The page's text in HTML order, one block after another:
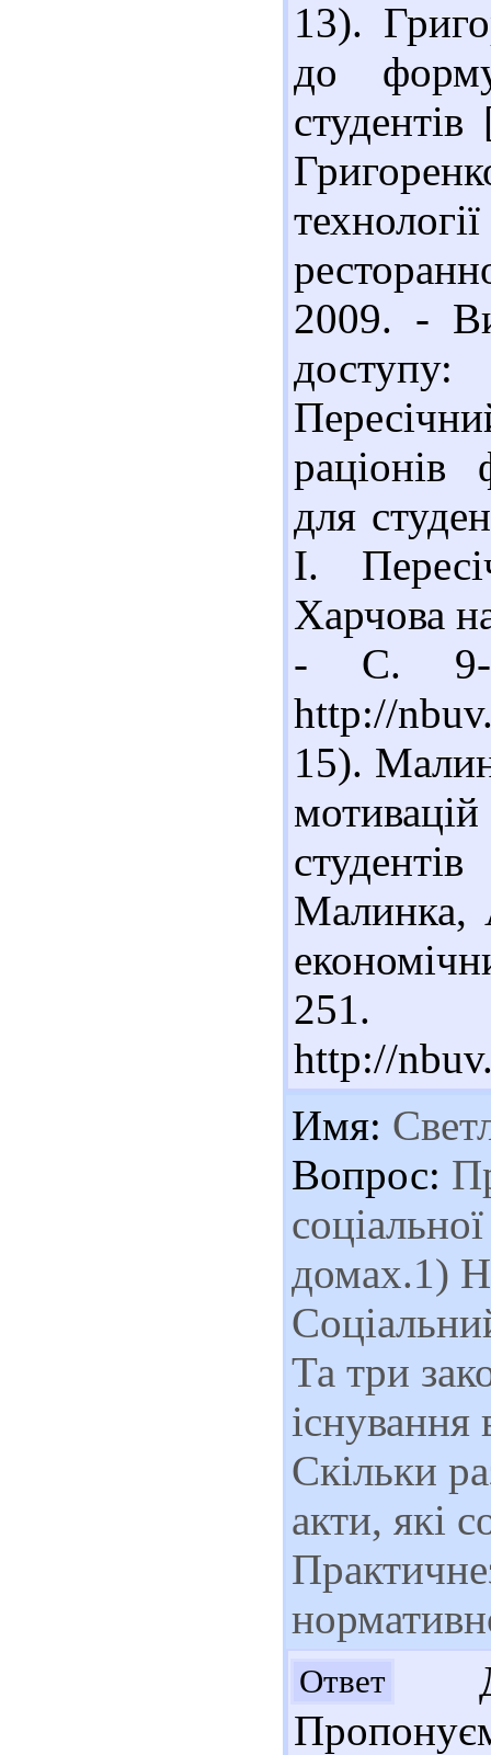
13).
до
2009. -
раціонів
для
І.
Харчова
- С. 9-
http://
15).
Малинка,
251.
http://
Имя:
Вопрос:
домах.1)
Та три
існування
Скільки
акти, які
Ответ